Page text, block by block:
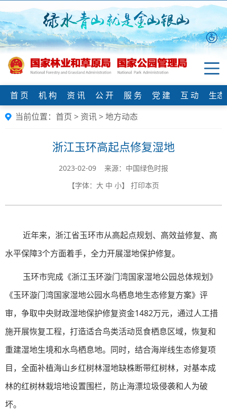
首 页 机 构 资 讯 公 开 服 务 党 建 互 动
生
当前位置： 首页 > 资讯>地方动态
浙江玉环高起点修复湿地
2023-02-09 来源：中国绿色时报
【字体： 大 中 小】 打印本页
近年来，浙江省玉环市从高起点规划、高效益修复、高
水平保障3个方面着手，全力开展湿地保护修复。
玉环市完成《浙江玉环漩门湾国家湿地公园总体规划》
《玉环漩门湾国家湿地公园水鸟栖息地生态修复方案》评
审，争取中央财政湿地保护修复资金1482万元，通过人工措
施开展恢复工程，打造适合鸟类活动觅食栖息区域，恢复和
重建湿地生境和水鸟栖息地。同时，结合海岸线生态修复项
目，全面补植海山乡红树林湿地缺株断带红树林，对基本成
林的红树林栽培地设置围栏，防止海漂垃圾侵袭和人为破
坏。